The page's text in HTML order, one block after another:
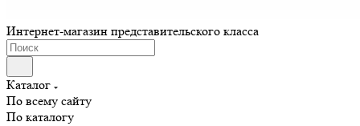
Интернет-магазин представительского класса
Каталог
По всему сайту
По каталогу